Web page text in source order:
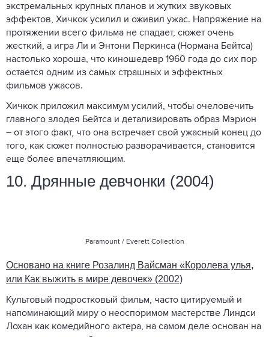
экстремальных крупных планов и жутких звуковых
эффектов, Хичкок усилил и оживил ужас. Напряжение на
протяжении всего фильма не спадает, сюжет очень
жесткий, а игра Ли и Энтони Перкинса (Нормана Бейтса)
настолько хороша, что киношедевр 1960 года до сих пор
остается одним из самых страшных и эффектных
фильмов ужасов.
Хичкок приложил максимум усилий, чтобы очеловечить
главного злодея Бейтса и детализировать образ Мэрион
– от этого факт, что она встречает свой ужасный конец до
того, как сюжет полностью разворачивается, становится
еще более впечатляющим.
10. Дрянные девчонки (2004)
Paramount / Everett Collection
Основано на книге Розалинд Вайсман «Королева улья,
или Как выжить в мире девочек» (2002)
Культовый подростковый фильм, часто цитируемый и
напоминающий миру о неоспоримом мастерстве Линдси
Лохан как комедийного актера, на самом деле основан на